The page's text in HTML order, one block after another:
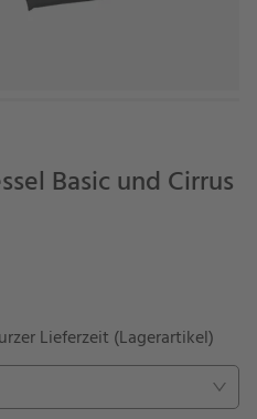
Basic und Cirrus
Lieferzeit (Lagerartikel)